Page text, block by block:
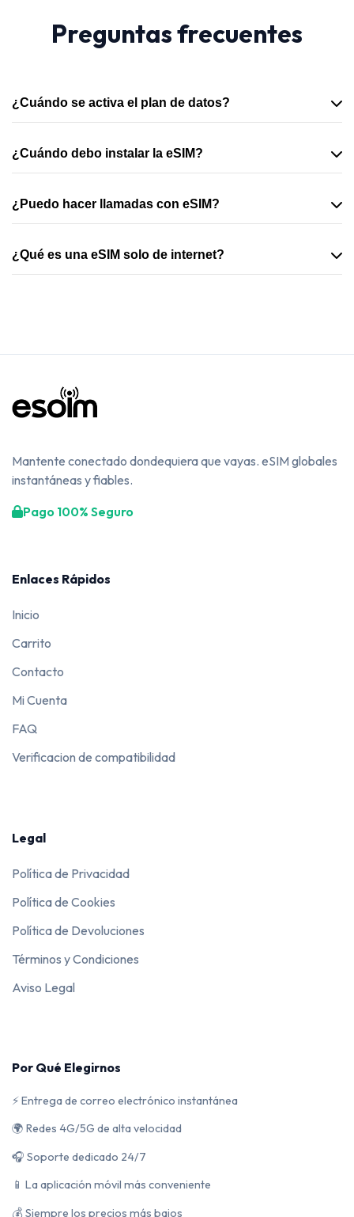
Preguntas frecuentes
¿Cuándo se activa el plan de datos?
¿Cuándo debo instalar la eSIM?
¿Puedo hacer llamadas con eSIM?
¿Qué es una eSIM solo de internet?
Mantente conectado dondequiera que vayas. eSIM globales
instantáneas y fiables.
Pago 100% Seguro
Enlaces Rápidos
Inicio
Carrito
Contacto
Mi Cuenta
FAQ
Verificacion de compatibilidad
Legal
Política de Privacidad
Política de Cookies
Política de Devoluciones
Términos y Condiciones
Aviso Legal
Por Qué Elegirnos
⚡ Entrega de correo electrónico instantánea
🌍 Redes 4G/5G de alta velocidad
🎧 Soporte dedicado 24/7
📱 La aplicación móvil más conveniente
💰 Siempre los precios más bajos